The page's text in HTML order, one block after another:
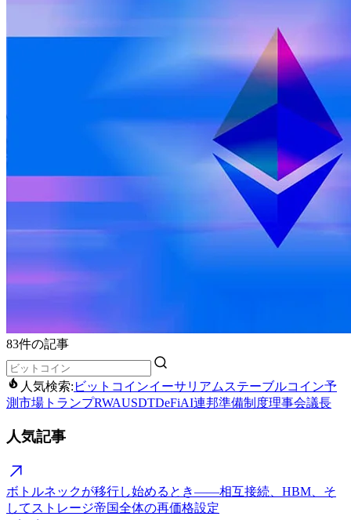
83件の記事
人気検索: ビットコインイーサリアム ステーブルコイン予
測市場 トランプRWAUSDTDeFiAI連邦準備制度理事会議長
人気記事
ボトルネックが移行し始めるとき——相互接続、HBM、そ
してストレージ帝国全体の再価格設定